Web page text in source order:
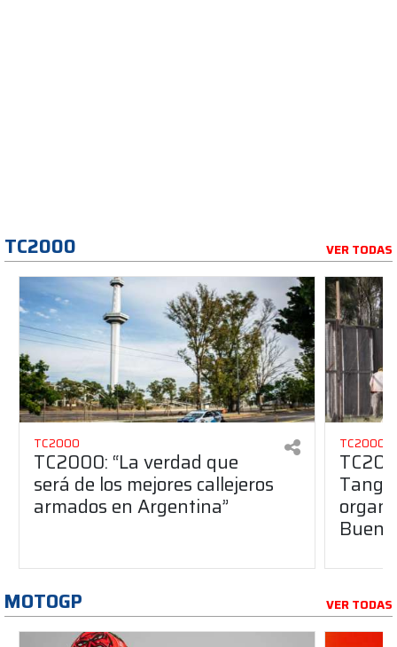
TC2000 VER TODAS
TC2000
TC2000: “La verdad que
será de los mejores callejeros
armados en Argentina”
TC2000
MOTOGP VER TODAS